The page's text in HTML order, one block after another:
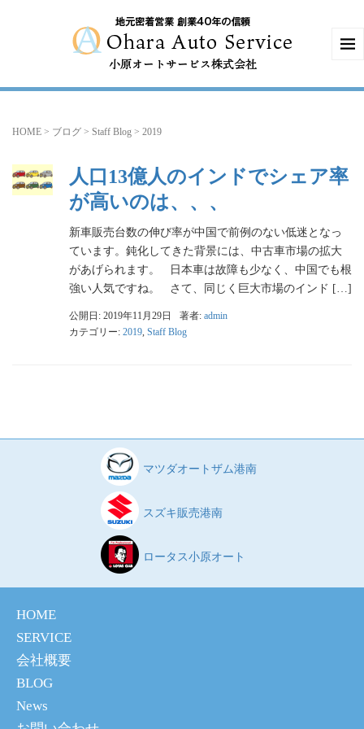
HOME > ブログ > Staff Blog > 2019
人口13億人のインドでシェア率
が高いのは、、、
新車販売台数の伸び率が中国で前例のない低迷となっ
ています。鈍化してきた背景には、中古車市場の拡大
があげられます。 日本車は故障も少なく、中国でも根
強い人気ですね。 さて、同じく巨大市場のインド […]
公開日: 2019年11月29日 著者: admin
カテゴリー: 2019 Staff Blog
マツダオートザム港南
スズキ販売港南
ロータス小原オート
HOME
SERVICE
会社概要
BLOG
News